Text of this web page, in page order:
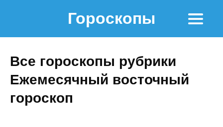
Гороскопы
Все гороскопы рубрики
Ежемесячный восточный
гороскоп